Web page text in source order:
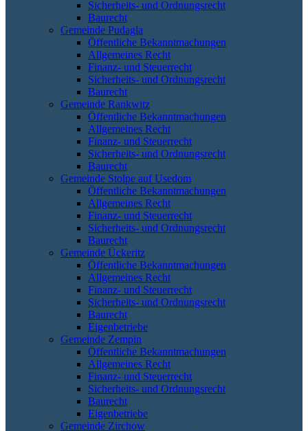
Sicherheits- und Ordnungsrecht
Baurecht
Gemeinde Pudagla
Öffentliche Bekanntmachungen
Allgemeines Recht
Finanz- und Steuerrecht
Sicherheits- und Ordnungsrecht
Baurecht
Gemeinde Rankwitz
Öffentliche Bekanntmachungen
Allgemeines Recht
Finanz- und Steuerrecht
Sicherheits- und Ordnungsrecht
Baurecht
Gemeinde Stolpe auf Usedom
Öffentliche Bekanntmachungen
Allgemeines Recht
Finanz- und Steuerrecht
Sicherheits- und Ordnungsrecht
Baurecht
Gemeinde Ückeritz
Öffentliche Bekanntmachungen
Allgemeines Recht
Finanz- und Steuerrecht
Sicherheits- und Ordnungsrecht
Baurecht
Eigenbetriebe
Gemeinde Zempin
Öffentliche Bekanntmachungen
Allgemeines Recht
Finanz- und Steuerrecht
Sicherheits- und Ordnungsrecht
Baurecht
Eigenbetriebe
Gemeinde Zirchow